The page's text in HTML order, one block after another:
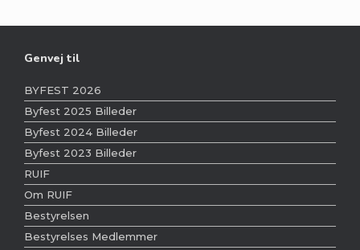
Genvej til
BYFEST 2026
Byfest 2025 Billeder
Byfest 2024 Billeder
Byfest 2023 Billeder
RUIF
Om RUIF
Bestyrelsen
Bestyrelses Medlemmer